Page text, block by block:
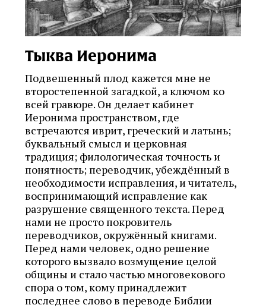
Тыква Иеронима
Подвешенный плод кажется мне не
второстепенной загадкой, а ключом ко
всей гравюре. Он делает кабинет
Иеронима пространством, где
встречаются иврит, греческий и латынь;
буквальный смысл и церковная
традиция; филологическая точность и
понятность; переводчик, убеждённый в
необходимости исправления, и читатель,
воспринимающий исправление как
разрушение священного текста. Перед
нами не просто покровитель
переводчиков, окружённый книгами.
Перед нами человек, одно решение
которого вызвало возмущение целой
общины и стало частью многовекового
спора о том, кому принадлежит
последнее слово в переводе Библии